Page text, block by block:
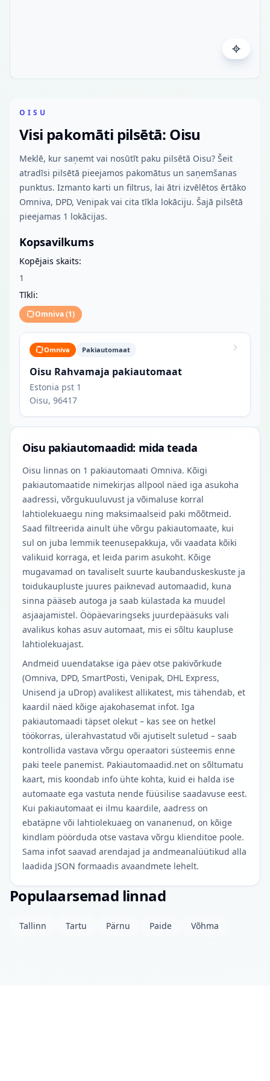
OISU
Visi pakomāti pilsētā: Oisu
Meklē, kur saņemt vai nosūtīt paku pilsētā Oisu? Šeit
atradīsi pilsētā pieejamos pakomātus un saņemšanas
punktus. Izmanto karti un filtrus, lai ātri izvēlētos ērtāko
Omniva, DPD, Venipak vai cita tīkla lokāciju. Šajā pilsētā
pieejamas 1 lokācijas.
Kopsavilkums
Kopējais skaits:
1
Tīkli:
Omniva(1)
Omniva Pakiautomaat
Oisu Rahvamaja pakiautomaat
Estonia pst 1
Oisu, 96417
Oisu pakiautomaadid: mida teada
Oisu linnas on 1 pakiautomaati Omniva. Kõigi
pakiautomaatide nimekirjas allpool näed iga asukoha
aadressi, võrgukuuluvust ja võimaluse korral
lahtiolekuaegu ning maksimaalseid paki mõõtmeid.
Saad filtreerida ainult ühe võrgu pakiautomaate, kui
sul on juba lemmik teenusepakkuja, või vaadata kõiki
valikuid korraga, et leida parim asukoht. Kõige
mugavamad on tavaliselt suurte kaubanduskeskuste ja
toidukaupluste juures paiknevad automaadid, kuna
sinna pääseb autoga ja saab külastada ka muudel
asjaajamistel. Ööpäevaringseks juurdepääsuks vali
avalikus kohas asuv automaat, mis ei sõltu kaupluse
lahtiolekuajast.
Andmeid uuendatakse iga päev otse pakivõrkude
(Omniva, DPD, SmartPosti, Venipak, DHL Express,
Unisend ja uDrop) avalikest allikatest, mis tähendab, et
kaardil näed kõige ajakohasemat infot. Iga
pakiautomaadi täpset olekut – kas see on hetkel
töökorras, ülerahvastatud või ajutiselt suletud – saab
kontrollida vastava võrgu operaatori süsteemis enne
paki teele panemist. Pakiautomaadid.net on sõltumatu
kaart, mis koondab info ühte kohta, kuid ei halda ise
automaate ega vastuta nende füüsilise saadavuse eest.
Kui pakiautomaat ei ilmu kaardile, aadress on
ebatäpne või lahtiolekuaeg on vananenud, on kõige
kindlam pöörduda otse vastava võrgu klienditoe poole.
Sama infot saavad arendajad ja andmeanalüütikud alla
laadida JSON formaadis avaandmete lehelt.
Populaarsemad linnad
Tallinn Tartu Pärnu Paide Võhma